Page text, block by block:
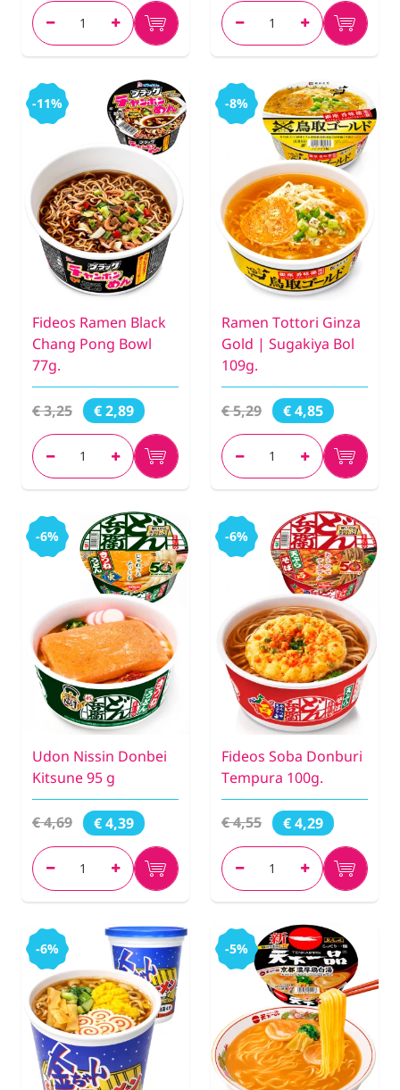
-11%
Fideos Ramen Black
Chang Pong Bowl
77g.
€ 3,25 € 2,89
-8%
Ramen Tottori Ginza
Gold | Sugakiya Bol
109g.
€ 5,29 € 4,85
-6%
Udon Nissin Donbei
Kitsune 95 g
€ 4,69 € 4,39
-6%
Fideos Soba Donburi
Tempura 100g.
€ 4,55 € 4,29
-6% -5%